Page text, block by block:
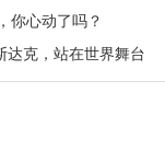
你心动了吗？
达克，站在世界舞台